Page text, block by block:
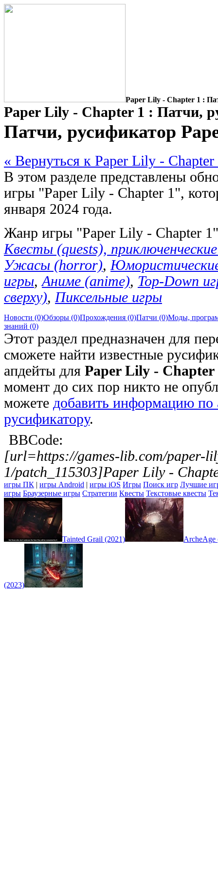
Paper Lily - Chapter 1 :
Paper Lily - Chapter 1 : Патчи,
Патчи, русификатор
« Вернуться к Paper Lily - Chapter
В этом разделе представлены
игры "Paper Lily - Chapter 1",
января 2024 года.
Жанр игры "Paper Lily - Chapter
Квесты (quests),
Ужасы (horror),
игры, Аниме (anime), Top-Down
сверху), Пиксельные игры
Новости (0)Обзоры (0)Прохождения (0)Патчи (0)Моды,
знаний (0)
Этот раздел предназначен для
сможете найти известные
апдейты для Paper Lily - Chapter
момент до сих пор никто не
можете добавить информацию по
русификатору.
BBCode:
[url=https://games-lib.com/paper-
1/patch_115303]Paper Lily -
игры ПК | игры Android | игры iOS Игры Поиск игр Лучшие
игры Браузерные игры Стратегии Квесты Текстовые квесты
Tainted Grail (2021) ArcheAge
(2023)